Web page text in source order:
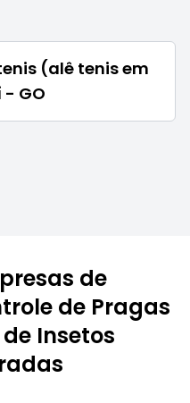
(alê tenis em
GO
de
de Pragas
Insetos